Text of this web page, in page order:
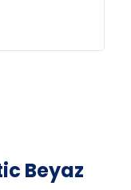
Beyaz